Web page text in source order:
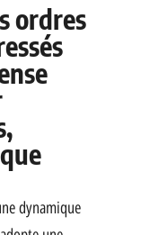
ordres
dynamique